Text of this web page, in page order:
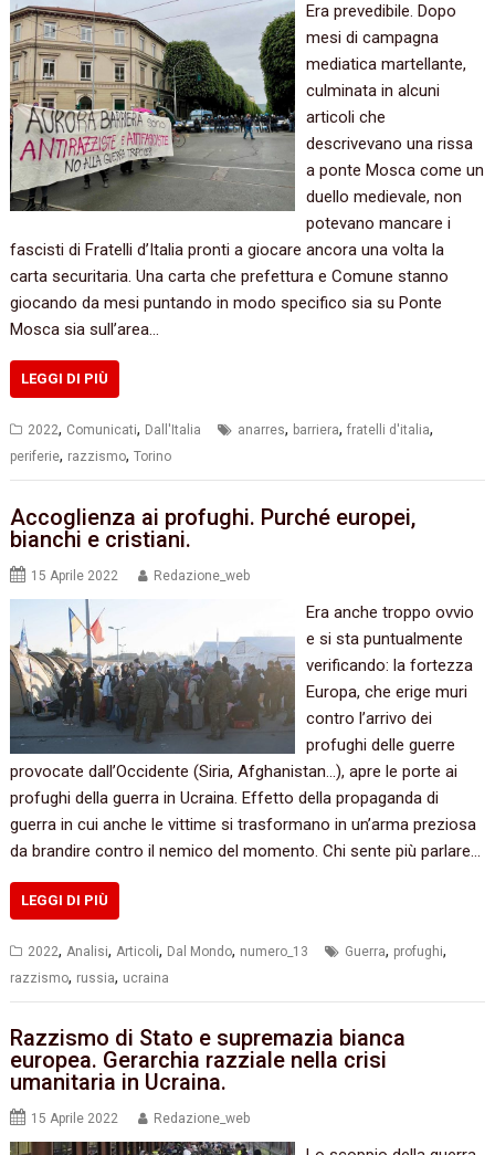
Era prevedibile. Dopo
mesi di campagna
mediatica martellante,
culminata in alcuni
articoli che
descrivevano una rissa
a ponte Mosca come un
duello medievale, non
potevano mancare i
fascisti di Fratelli d’Italia pronti a giocare ancora una volta la
carta securitaria. Una carta che prefettura e Comune stanno
giocando da mesi puntando in modo specifico sia su Ponte
Mosca sia sull’area…
LEGGI DI PIÙ
2022, Comunicati, Dall'Italia anarres, barriera,fratelli d'italia,
periferie, razzismo,Torino
Accoglienza ai profughi. Purché europei,
bianchi e cristiani.
15 Aprile 2022 Redazione_web
Era anche troppo ovvio
e si sta puntualmente
verificando: la fortezza
Europa, che erige muri
contro l’arrivo dei
profughi delle guerre
provocate dall’Occidente (Siria, Afghanistan…), apre le porte ai
profughi della guerra in Ucraina. Effetto della propaganda di
guerra in cui anche le vittime si trasformano in un’arma preziosa
da brandire contro il nemico del momento. Chi sente più parlare…
LEGGI DI PIÙ
2022, Analisi, Articoli, Dal Mondo, numero_13 Guerra, profughi,
razzismo, russia, ucraina
Razzismo di Stato e supremazia bianca
europea. Gerarchia razziale nella crisi
umanitaria in Ucraina.
15 Aprile 2022 Redazione_web